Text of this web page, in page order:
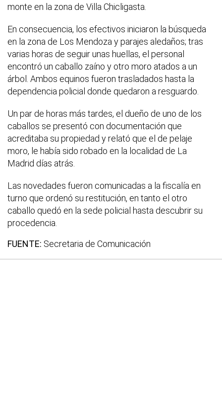
monte en la zona de Villa Chicligasta.
En consecuencia, los efectivos iniciaron la búsqueda
en la zona de Los Mendoza y parajes aledaños; tras
varias horas de seguir unas huellas, el personal
encontró un caballo zaíno y otro moro atados a un
árbol. Ambos equinos fueron trasladados hasta la
dependencia policial donde quedaron a resguardo.
Un par de horas más tardes, el dueño de uno de los
caballos se presentó con documentación que
acreditaba su propiedad y relató que el de pelaje
moro, le había sido robado en la localidad de La
Madrid días atrás.
Las novedades fueron comunicadas a la fiscalía en
turno que ordenó su restitución, en tanto el otro
caballo quedó en la sede policial hasta descubrir su
procedencia.
FUENTE: Secretaria de Comunicación